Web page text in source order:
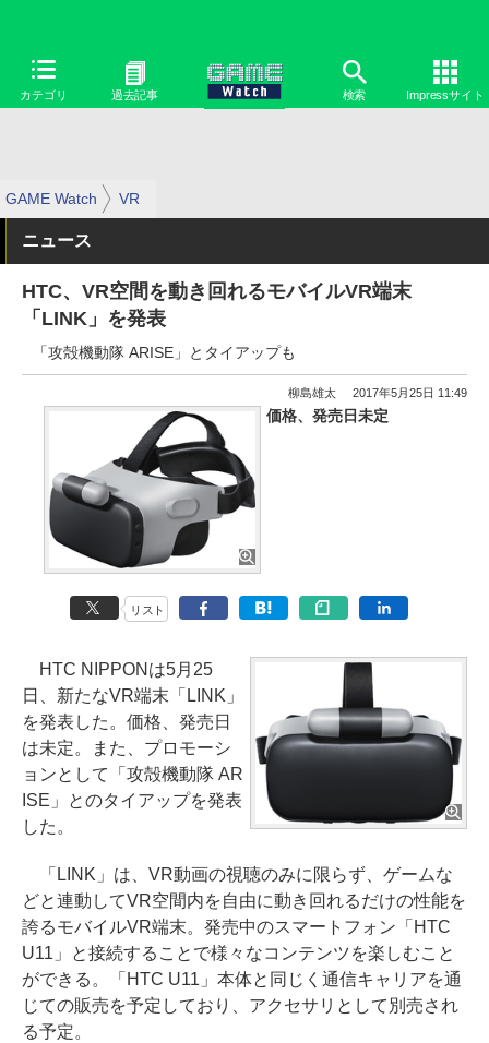
カテゴリ 過去記事 検索 Impressサイト
GAME Watch VR
ニュース
HTC、VR空間を動き回れるモバイルVR端末
「LINK」を発表
「攻殻機動隊 ARISE」とタイアップも
柳島雄太 2017年5月25日 11:49
価格、発売日未定
リスト
HTC NIPPONは5月25
日、新たなVR端末「LINK」
を発表した。価格、発売日
は未定。また、プロモーシ
ョンとして「攻殻機動隊 AR
ISE」とのタイアップを発表
した。
「LINK」は、VR動画の視聴のみに限らず、ゲームな
どと連動してVR空間内を自由に動き回れるだけの性能を
誇るモバイルVR端末。発売中のスマートフォン「HTC
U11」と接続することで様々なコンテンツを楽しむこと
ができる。「HTC U11」本体と同じく通信キャリアを通
じての販売を予定しており、アクセサリとして別売され
る予定。